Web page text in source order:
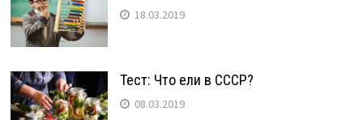
18.03.2019
Тест: Что ели в СССР?
08.03.2019